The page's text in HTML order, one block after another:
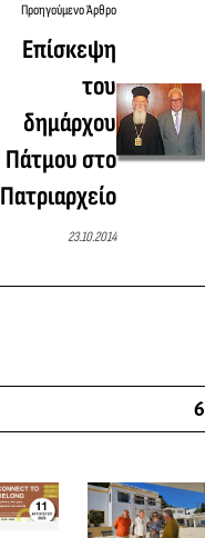
Προηγούμενο Άρθρο
Επίσκεψη
του
δημάρχου
Πάτμου στο
Πατριαρχείο
23.10.2014
6